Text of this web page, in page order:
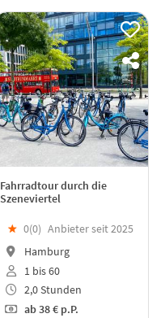
Fahrradtour durch die
Szeneviertel
★ 0(0) Anbieter seit 2025
Hamburg
1 bis 60
2,0 Stunden
ab38 € p.P.